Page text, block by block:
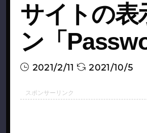
サイトの表
ン「
2021/2/11 2021/10/5